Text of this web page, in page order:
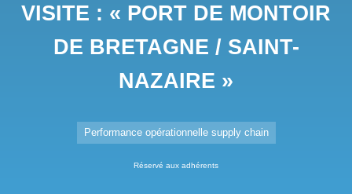
VISITE : « PORT DE MONTOIR
DE BRETAGNE / SAINT-
NAZAIRE »
Performance opérationnelle supply chain
Réservé aux adhérents